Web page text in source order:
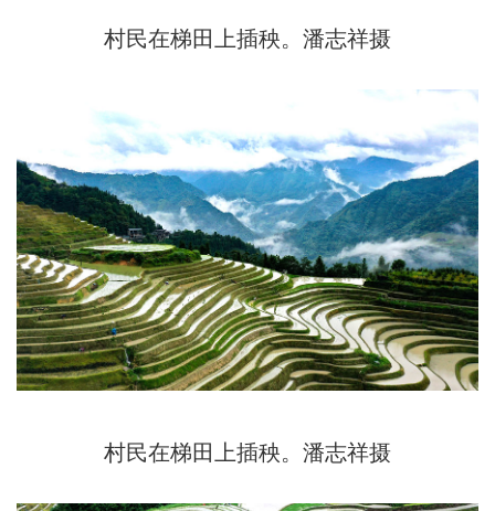
村民在梯田上插秧。潘志祥摄
村民在梯田上插秧。潘志祥摄